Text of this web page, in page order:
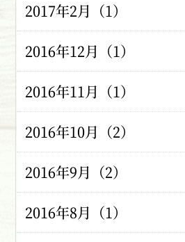
2017年2月（1）
2016年12月（1）
2016年11月（1）
2016年10月（2）
2016年9月（2）
2016年8月（1）